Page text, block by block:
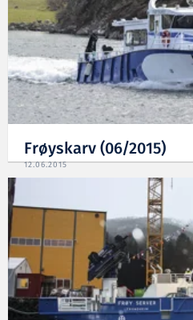
Frøyskarv (06/2015)
12.06.2015